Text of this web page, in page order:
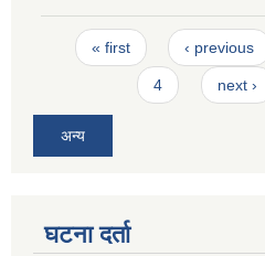
Pages
« first ‹ previous
4 next ›
अन्य
घटना दर्ता